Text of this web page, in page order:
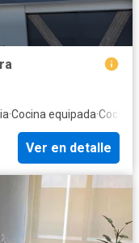
·Cocina equipada·Cocina
Ver en detalle